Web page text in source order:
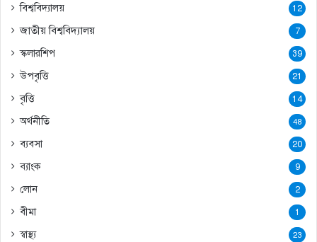
বিশ্ববিদ্যালয় 12
জাতীয় বিশ্ববিদ্যালয় 7
স্কলারশিপ 39
উপবৃত্তি 21
বৃত্তি 14
অর্থনীতি 48
ব্যবসা 20
ব্যাংক 9
লোন 2
বীমা 1
স্বাস্থ্য 23